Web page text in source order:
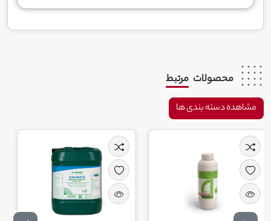
محصولات مرتبط
مشاهده دسته بندی ها